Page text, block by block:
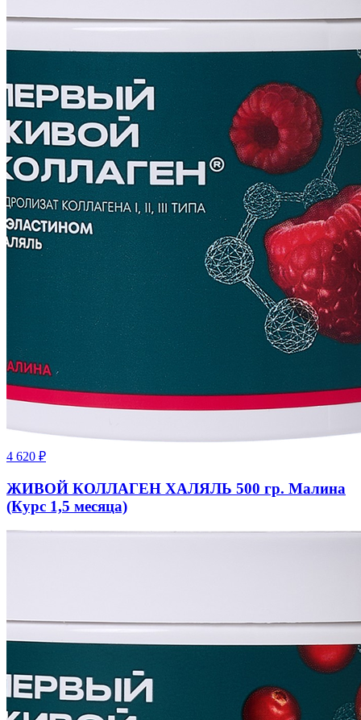
4 620 ₽
ЖИВОЙ КОЛЛАГЕН ХАЛЯЛЬ 500 гр. Малина
(Курс 1,5 месяца)